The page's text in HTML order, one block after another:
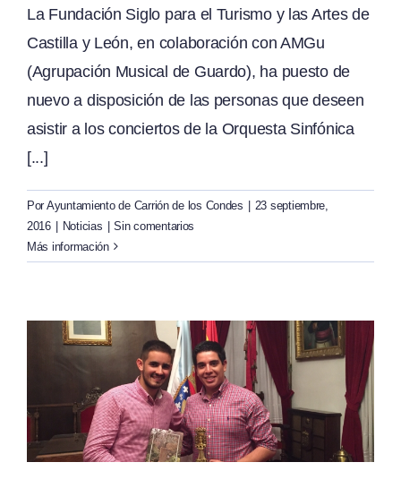
La Fundación Siglo para el Turismo y las Artes de
Castilla y León, en colaboración con AMGu
(Agrupación Musical de Guardo), ha puesto de
nuevo a disposición de las personas que deseen
asistir a los conciertos de la Orquesta Sinfónica
[...]
Por Ayuntamiento de Carrión de los Condes
23 septiembre,
2016
Noticias
Sin comentarios
Más información